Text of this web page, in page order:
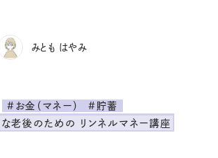
みとも はやみ
#お金（マネー）
#貯蓄
老後のための リンネルマネー講座